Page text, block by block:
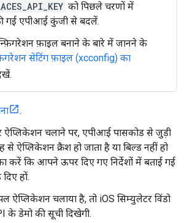
को पिछले चरणों में
गई एपीआई कुंजी से बदलें.
फ़ाइल बनाने के बारे में जानने के
सेटिंग फ़ाइल (xcconfig) का
.
ऐप्लिकेशन चलाने पर, एपीआई पासकोड से जुड़ी
से ऐप्लिकेशन क्रैश हो जाता है या बिल्ड नहीं हो
करें कि आपने ऊपर दिए गए निर्देशों में बताई गई
हों.
चलाया है, तो iOS सिम्युलेटर विंडो
के डेमो की सूची दिखेगी.